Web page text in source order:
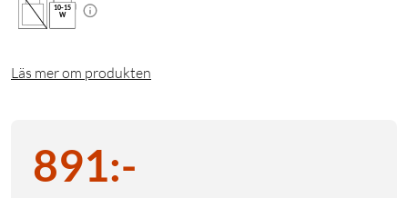
10-15
W
Läs mer om produkten
891:-